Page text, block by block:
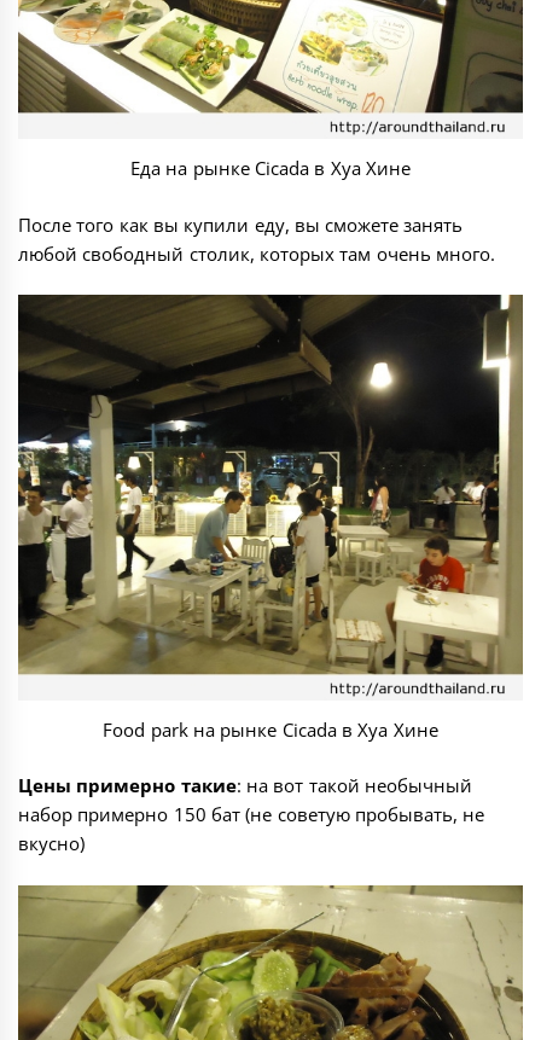
Еда на рынке Cicada в Хуа Хине
После того как вы купили еду, вы сможете занять
любой свободный столик, которых там очень много.
Food park на рынке Cicada в Хуа Хине
Цены примерно такие: на вот такой необычный
набор примерно 150 бат (не советую пробывать, не
вкусно)